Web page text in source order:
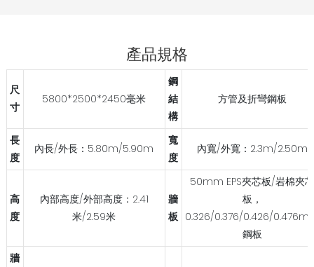
產品規格
尺
寸
5800*2500*2450毫米
鋼
結
構
方管及折彎鋼板
長
度
內長/外長：5.80m/5.90m
寬
度
內寬/外寬：2.3m/2.50m
高
度
內部高度/外部高度：2.41
米/2.59米
牆
板
50mm EPS夾芯板/岩棉夾
板，
0.326/0.376/0.426/
鋼板
牆